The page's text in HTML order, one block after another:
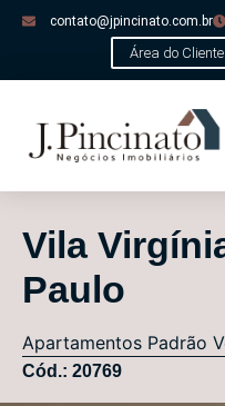
contato@jpincinato.com.br
Área do Cliente
Vila
Paulo
Apartamentos Padrão
Cód.: 20769